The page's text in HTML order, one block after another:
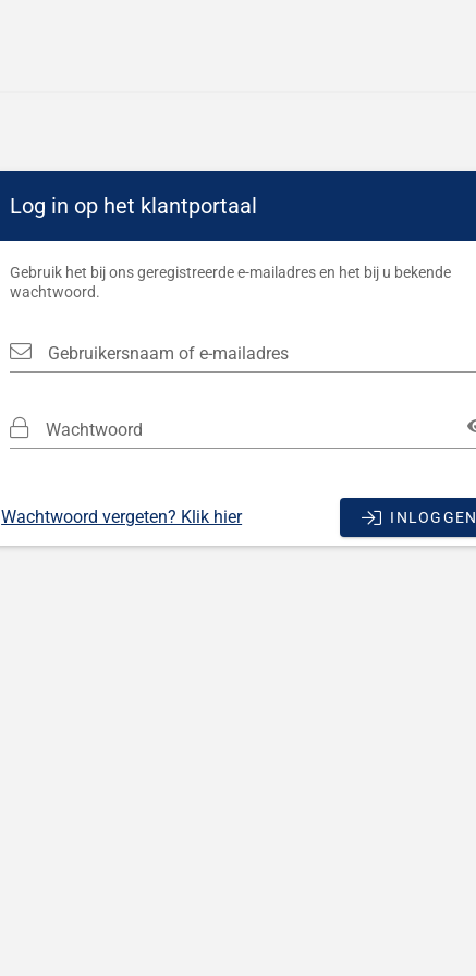
Log in op het klantportaal
Gebruik het bij ons geregistreerde e-mailadres en het bij u bekende
wachtwoord.
Gebruikersnaam of e-mailadres
Wachtwoord
Wachtwoord vergeten? Klik hier INLOGGEN